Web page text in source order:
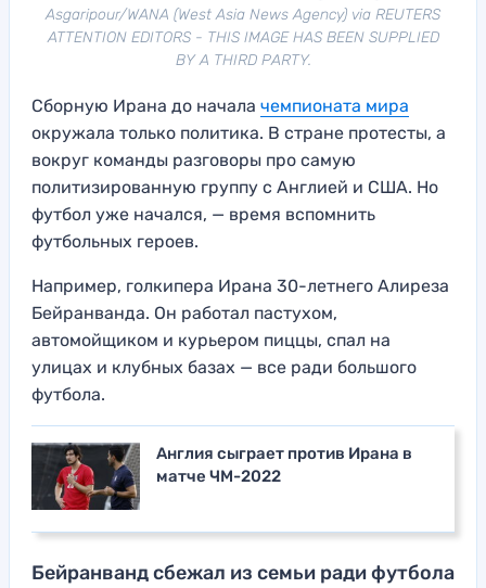
Asgaripour/WANA (West Asia News Agency) via REUTERS
ATTENTION EDITORS - THIS IMAGE HAS BEEN SUPPLIED
BY A THIRD PARTY.
Сборную Ирана до начала чемпионата мира
окружала только политика. В стране протесты, а
вокруг команды разговоры про самую
политизированную группу с Англией и США. Но
футбол уже начался, — время вспомнить
футбольных героев.
Например, голкипера Ирана 30-летнего Алиреза
Бейранванда. Он работал пастухом,
автомойщиком и курьером пиццы, спал на
улицах и клубных базах — все ради большого
футбола.
Англия сыграет против Ирана в
матче ЧМ-2022
Бейранванд сбежал из семьи ради футбола